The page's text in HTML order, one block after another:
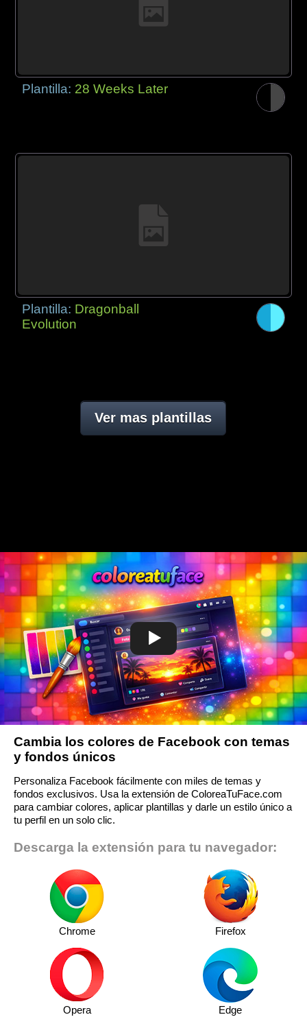
Plantilla: 28 Weeks Later
Plantilla: Dragonball
Evolution
Ver mas plantillas
Cambia los colores de Facebook con temas
y fondos únicos
Personaliza Facebook fácilmente con miles de temas y
fondos exclusivos. Usa la extensión de ColoreaTuFace.com
para cambiar colores, aplicar plantillas y darle un estilo único a
tu perfil en un solo clic.
Descarga la extensión para tu navegador:
Chrome Firefox
Opera Edge